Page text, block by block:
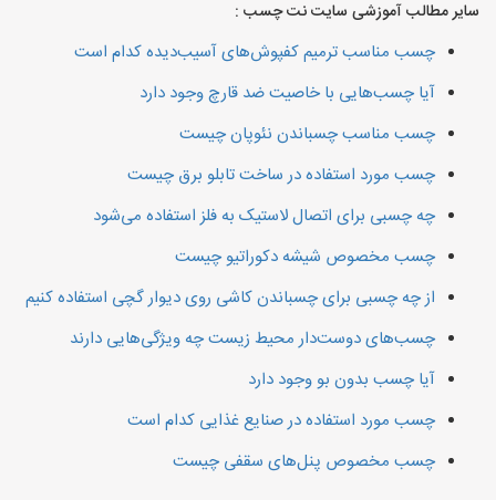
سایر مطالب آموزشی سایت نت چسب :
چسب مناسب ترمیم کفپوش‌های آسیب‌دیده کدام است
آیا چسب‌هایی با خاصیت ضد قارچ وجود دارد
چسب مناسب چسباندن نئوپان چیست
چسب مورد استفاده در ساخت تابلو برق چیست
چه چسبی برای اتصال لاستیک به فلز استفاده می‌شود
چسب مخصوص شیشه دکوراتیو چیست
از چه چسبی برای چسباندن کاشی روی دیوار گچی استفاده کنیم
چسب‌های دوست‌دار محیط زیست چه ویژگی‌هایی دارند
آیا چسب بدون بو وجود دارد
چسب مورد استفاده در صنایع غذایی کدام است
چسب مخصوص پنل‌های سقفی چیست